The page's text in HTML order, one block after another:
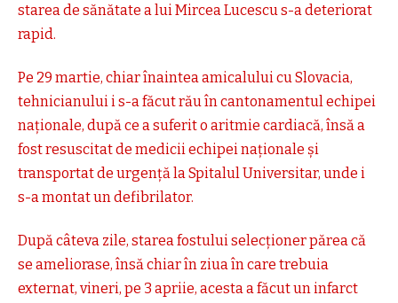
starea de sănătate a lui Mircea Lucescu s-a deteriorat
rapid.
Pe 29 martie, chiar înaintea amicalului cu Slovacia,
tehnicianului i s-a făcut rău în cantonamentul echipei
naționale, după ce a suferit o aritmie cardiacă, însă a
fost resuscitat de medicii echipei naționale și
transportat de urgență la Spitalul Universitar, unde i
s-a montat un defibrilator.
După câteva zile, starea fostului selecționer părea că
se ameliorase, însă chiar în ziua în care trebuia
externat, vineri, pe 3 apriie, acesta a făcut un infarct